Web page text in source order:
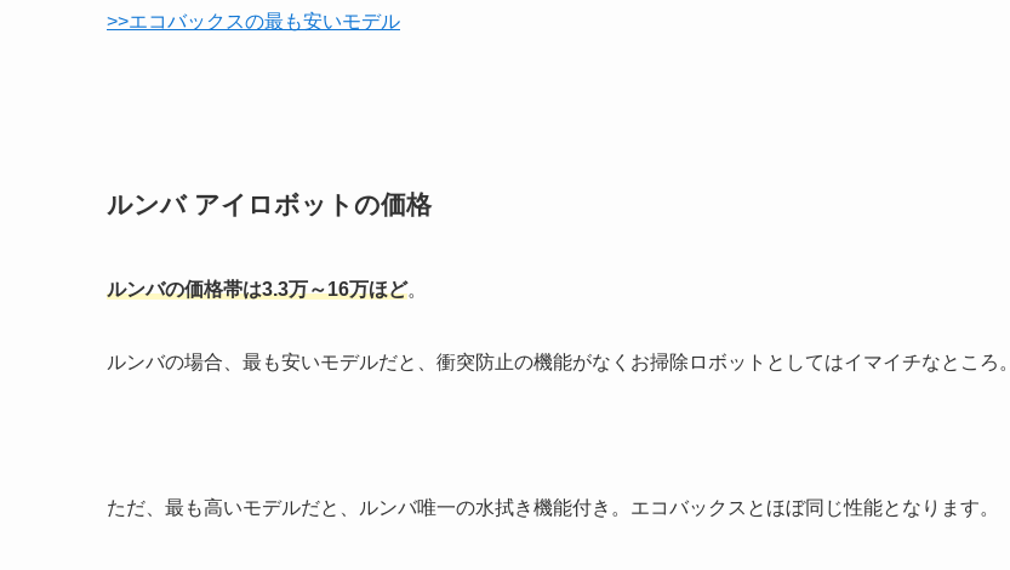
>>エコバックスの最も安いモデル
ルンバ アイロボットの価格
ルンバの価格帯は3.3万～16万ほど。
ルンバの場合、最も安いモデルだと、衝突防止の機能がなくお掃除ロボットとしてはイマイチなところ。
ただ、最も高いモデルだと、ルンバ唯一の水拭き機能付き。エコバックスとほぼ同じ性能となります。